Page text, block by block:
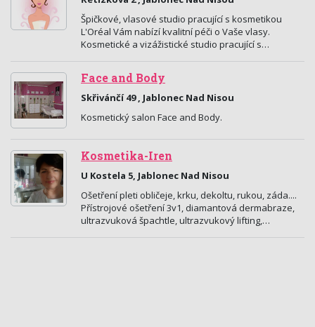
Špičkové, vlasové studio pracující s kosmetikou
L'Oréal Vám nabízí kvalitní péči o Vaše vlasy.
Kosmetické a vizážistické studio pracující s…
Face and Body
Skřivánčí 49 , Jablonec Nad Nisou
Kosmetický salon Face and Body.
Kosmetika-Iren
U Kostela 5, Jablonec Nad Nisou
Ošetření pleti obličeje, krku, dekoltu, rukou, záda....
Přístrojové ošetření 3v1, diamantová dermabraze,
ultrazvuková špachtle, ultrazvukový lifting,…